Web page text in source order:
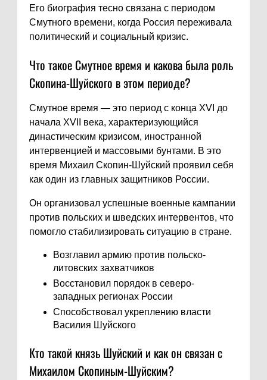
Его биография тесно связана с периодом
Смутного времени, когда Россия переживала
политический и социальный кризис.
Что такое Смутное время и какова была роль
Скопина-Шуйского в этом периоде?
Смутное время — это период с конца XVI до
начала XVII века, характеризующийся
династическим кризисом, иностранной
интервенцией и массовыми бунтами. В это
время Михаил Скопин-Шуйский проявил себя
как один из главных защитников России.
Он организовал успешные военные кампании
против польских и шведских интервентов, что
помогло стабилизировать ситуацию в стране.
Возглавил армию против польско-
литовских захватчиков
Восстановил порядок в северо-
западных регионах России
Способствовал укреплению власти
Василия Шуйского
Кто такой князь Шуйский и как он связан с
Михаилом Скопиным-Шуйским?